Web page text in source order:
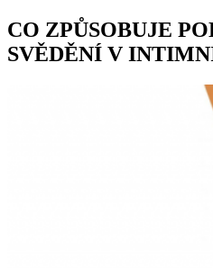
CO ZPŮSOBUJE
SVĚDĚNÍ V